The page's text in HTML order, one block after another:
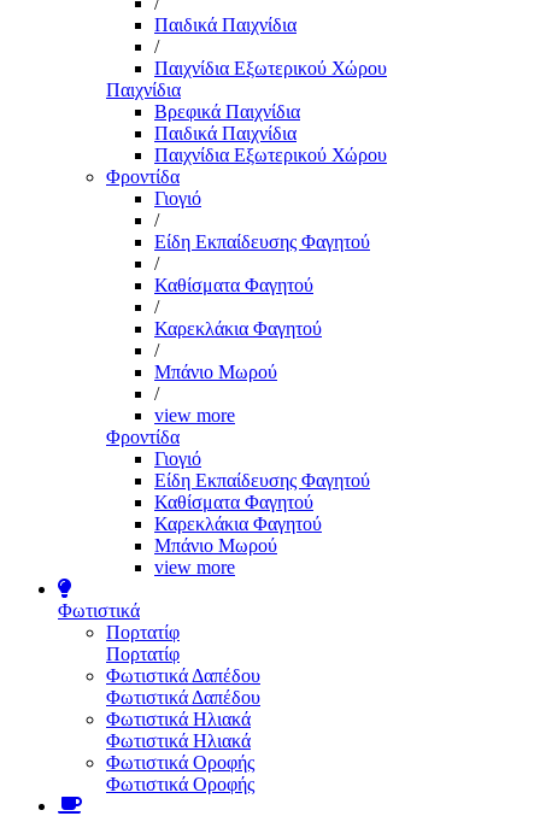
Παιδικά Παιχνίδια
/
Παιχνίδια Εξωτερικού Χώρου
Παιχνίδια
Βρεφικά Παιχνίδια
Παιδικά Παιχνίδια
Παιχνίδια Εξωτερικού Χώρου
Φροντίδα
Γιογιό
/
Είδη Εκπαίδευσης Φαγητού
/
Καθίσματα Φαγητού
/
Καρεκλάκια Φαγητού
/
Μπάνιο Μωρού
/
view more
Φροντίδα
Γιογιό
Είδη Εκπαίδευσης Φαγητού
Καθίσματα Φαγητού
Καρεκλάκια Φαγητού
Μπάνιο Μωρού
view more
Φωτιστικά
Πορτατίφ
Πορτατίφ
Φωτιστικά Δαπέδου
Φωτιστικά Δαπέδου
Φωτιστικά Ηλιακά
Φωτιστικά Ηλιακά
Φωτιστικά Οροφής
Φωτιστικά Οροφής